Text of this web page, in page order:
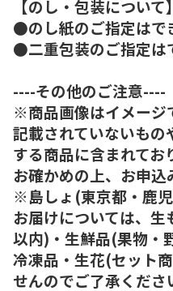
【のし・包装について】
●のし紙のご指定はで
●二重包装のご指定は
----その他のご注意----
※商品画像はイメージ
記載されていないも
する商品に含まれてお
お確かめの上、お申込
※島しょ(東京都・鹿
お届けについては、
以内)・生鮮品(果物・
冷凍品・生花(セット
せんのでご了承くださ